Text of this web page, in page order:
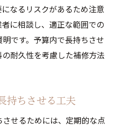
なるリスクがあるため注意
に相談し、適正な範囲での
です。予算内で長持ちさせ
耐久性を考慮した補修方法
持ちさせる工夫
せるためには、定期的な点